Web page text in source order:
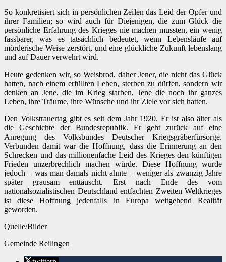
So konkretisiert sich in persönlichen Zeilen das Leid der Opfer und
ihrer Familien; so wird auch für Diejenigen, die zum Glück die
persönliche Erfahrung des Krieges nie machen mussten, ein wenig
fassbarer, was es tatsächlich bedeutet, wenn Lebensläufe auf
mörderische Weise zerstört, und eine glückliche Zukunft lebenslang
und auf Dauer verwehrt wird.
Heute gedenken wir, so Weisbrod, daher Jener, die nicht das Glück
hatten, nach einem erfüllten Leben, sterben zu dürfen, sondern wir
denken an Jene, die im Krieg starben, Jene die noch ihr ganzes
Leben, ihre Träume, ihre Wünsche und ihr Ziele vor sich hatten.
Den Volkstrauertag gibt es seit dem Jahr 1920. Er ist also älter als
die Geschichte der Bundesrepublik. Er geht zurück auf eine
Anregung des Volksbundes Deutscher Kriegsgräberfürsorge.
Verbunden damit war die Hoffnung, dass die Erinnerung an den
Schrecken und das millionenfache Leid des Krieges den künftigen
Frieden unzerbrechlich machen würde. Diese Hoffnung wurde
jedoch – was man damals nicht ahnte – weniger als zwanzig Jahre
später grausam enttäuscht. Erst nach Ende des vom
nationalsozialistischen Deutschland entfachten Zweiten Weltkrieges
ist diese Hoffnung jedenfalls in Europa weitgehend Realität
geworden.
Quelle/Bilder
Gemeinde Reilingen